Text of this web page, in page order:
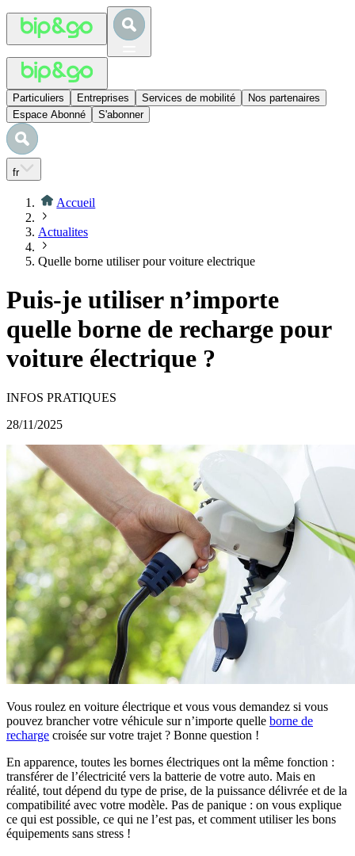
Particuliers Entreprises Services de mobilité
Nos partenaires
Espace Abonné
S'abonner
fr
Accueil
Actualites
Quelle borne utiliser pour voiture electrique
Puis-je utiliser n’importe
quelle borne de recharge pour
voiture électrique ?
INFOS PRATIQUES
28/11/2025
Vous roulez en voiture électrique et vous vous demandez si vous
pouvez brancher votre véhicule sur n’importe quelle borne de
recharge croisée sur votre trajet ? Bonne question !
En apparence, toutes les bornes électriques ont la même fonction :
transférer de l’électricité vers la batterie de votre auto. Mais en
réalité, tout dépend du type de prise, de la puissance délivrée et de la
compatibilité avec votre modèle. Pas de panique : on vous explique
ce qui est possible, ce qui ne l’est pas, et comment utiliser les bons
équipements sans stress !